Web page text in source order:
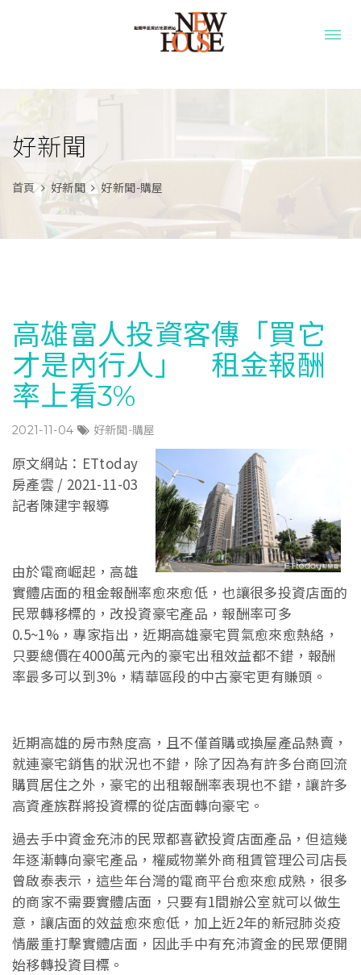
好新聞
首頁 好新聞 好新聞-購屋
高雄富人投資客傳「買它
才是內行人」 租金報酬
率上看3%
2021-11-04 好新聞-購屋
原文網站：ETtoday
房產雲 / 2021-11-03
記者陳建宇報導
由於電商崛起，高雄
實體店面的租金報酬率愈來愈低，也讓很多投資店面的
民眾轉移標的，改投資豪宅產品，報酬率可多
0.5~1%，專家指出，近期高雄豪宅買氣愈來愈熱絡，
只要總價在4000萬元內的豪宅出租效益都不錯，報酬
率最多可以到3%，精華區段的中古豪宅更有賺頭。
近期高雄的房市熱度高，且不僅首購或換屋產品熱賣，
就連豪宅銷售的狀況也不錯，除了因為有許多台商回流
購買居住之外，豪宅的出租報酬率表現也不錯，讓許多
高資產族群將投資標的從店面轉向豪宅。
過去手中資金充沛的民眾都喜歡投資店面產品，但這幾
年逐漸轉向豪宅產品，權威物業外商租賃管理公司店長
曾啟泰表示，這些年台灣的電商平台愈來愈成熟，很多
的商家不需要實體店面，只要有1間辦公室就可以做生
意，讓店面的效益愈來愈低，加上近2年的新冠肺炎疫
情嚴重打擊實體店面，因此手中有充沛資金的民眾便開
始移轉投資目標。